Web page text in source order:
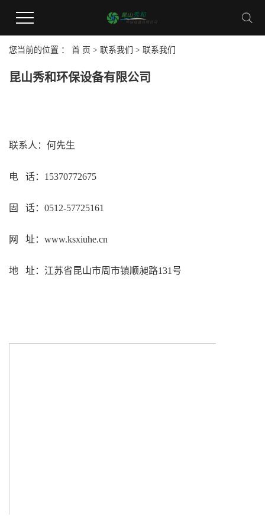
您当前的位置 ： 首 页 > 联系我们 > 联系我们
昆山秀和环保设备有限公司
联系人：何先生
电 话：15370772675
固 话：0512-57725161
网 址：www.ksxiuhe.cn
地 址：江苏省昆山市周市镇顺昶路131号